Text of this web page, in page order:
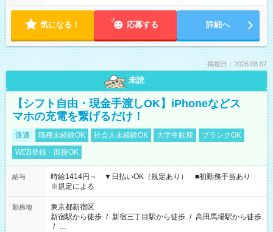
気になる！ 応募する 詳細へ
掲載日：2026.08.07
未読
【シフト自由・現金手渡しOK】iPhoneなどス
マホの充電を繋げるだけ！
派遣 職種未経験OK 社会人未経験OK 大学生歓迎
ブランクOK
WEB登録・面接OK
給与
時給1414円～ ▼日払いOK（規定あり） ■初勤務手当あり
※規定による
勤務地
東京都新宿区
新宿駅から徒歩 / 新宿三丁目駅から徒歩 / 高田馬場駅から徒歩
/ …